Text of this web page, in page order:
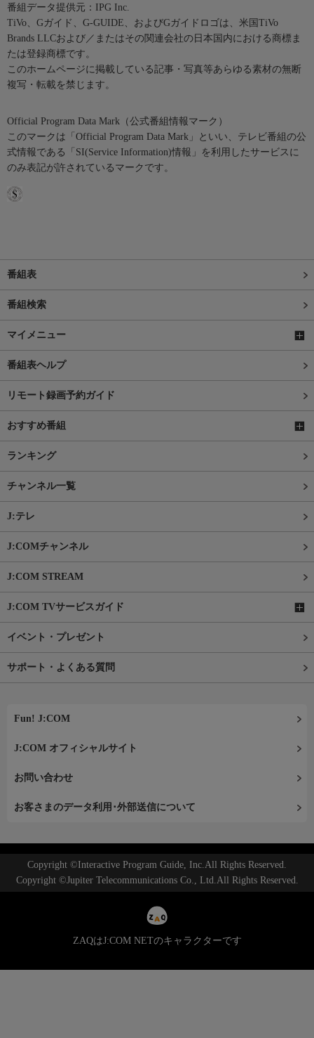
番組データ提供元：IPG Inc.
TiVo、Gガイド、G-GUIDE、およびGガイドロゴは、米国TiVo
Brands LLCおよび／またはその関連会社の日本国内における商標ま
たは登録商標です。
このホームページに掲載している記事・写真等あらゆる素材の無断
複写・転載を禁じます。
Official Program Data Mark（公式番組情報マーク）
このマークは「Official Program Data Mark」といい、テレビ番組の公
式情報である「SI(Service Information)情報」を利用したサービスに
のみ表記が許されているマークです。
番組表
番組検索
マイメニュー
番組表ヘルプ
リモート録画予約ガイド
おすすめ番組
ランキング
チャンネル一覧
J:テレ
J:COMチャンネル
J:COM STREAM
J:COM TVサービスガイド
イベント・プレゼント
サポート・よくある質問
Fun! J:COM
J:COM オフィシャルサイト
お問い合わせ
お客さまのデータ利用･外部送信について
Copyright ©Interactive Program Guide, Inc.All Rights Reserved.
Copyright ©Jupiter Telecommunications Co., Ltd.All Rights Reserved.
ZAQはJ:COM NETのキャラクターです